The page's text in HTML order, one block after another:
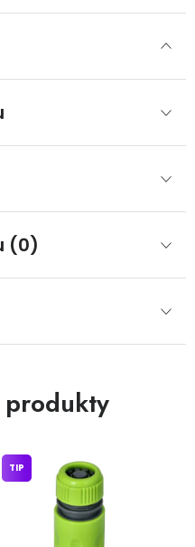
(0)
TIP